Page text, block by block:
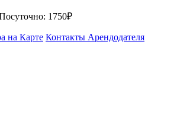
1750₽
на Карте Контакты Арендодателя